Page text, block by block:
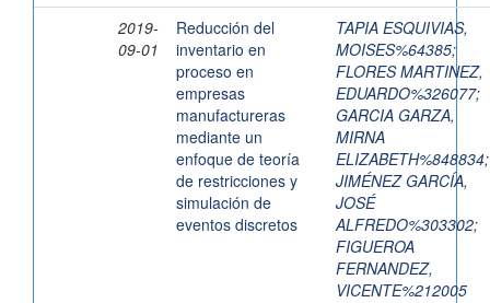
2019-
09-01
Reducción del
inventario en
proceso en
empresas
manufactureras
mediante un
enfoque de teoría
de restricciones y
simulación de
eventos discretos
TAPIA ESQUIVIAS,
MOISES%64385;
FLORES MARTINEZ,
EDUARDO%326077;
GARCIA GARZA,
MIRNA
ELIZABETH%848834;
JIMÉNEZ GARCÍA,
JOSÉ
ALFREDO%303302;
FIGUEROA
FERNANDEZ,
VICENTE%212005